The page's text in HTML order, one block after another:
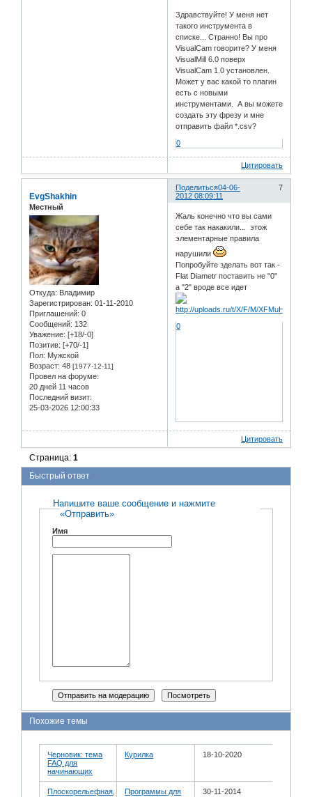
Здравствуйте! У меня нет
такого инструмента в
списке... Странно! Вы про
VisualCam говорите? У меня
VisualMill 6.0 поверх
VisualCam 1.0 установлен.
Может у вас какой то плагин
есть с новыми
инструментами. А вы можете
создать эту фрезу и мне
отправить файл *.csv?
0
Цитировать
Поделиться 7
04-06-
2012 08:09:11
EvgShakhin
Местный
Откуда: Владимир
Зарегистрирован: 01-11-2010
Приглашений: 0
Сообщений: 132
Уважение: [+18/-0]
Позитив: [+70/-1]
Пол: Мужской
Возраст: 48 [1977-12-11]
Провел на форуме:
20 дней 11 часов
Последний визит:
25-03-2026 12:00:33
Жаль конечно что вы сами
себе так накакили... этож
элементарные правила
нарушили
Попробуйте зделать вот так -
Flat Diametr поставить не "0"
а "2" вроде все идет
0
Цитировать
Страница:1
Быстрый ответ
Напишите ваше сообщение и нажмите
«Отправить»
Имя
Похожие темы
Черновик: тема
FAQ для
начинающих
Курилка 18-10-2020
Плоскорельефная,
Программы для
30-11-2014